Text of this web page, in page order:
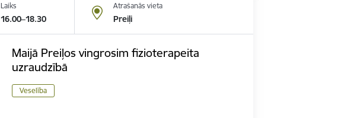
Laiks
16.00–18.30
Atrašanās vieta
Preiļi
Maijā Preiļos vingrosim fizioterapeita
uzraudzībā
Veselība